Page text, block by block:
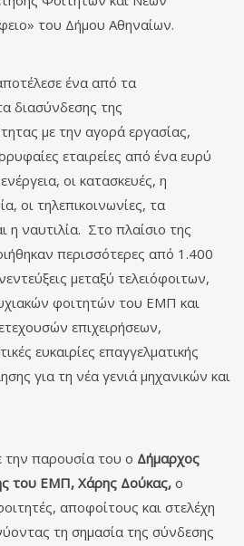
του Δήμου Αθηναίων.
ένα από τα
διασύνδεσης της
με την αγορά εργασίας,
εταιρείες από ένα ευρύ
οι κατασκευές, η
οι τηλεπικοινωνίες, τα
η ναυτιλία. Στο πλαίσιο της
περισσότερες από 1.400
μεταξύ τελειόφοιτων,
φοιτητών του ΕΜΠ και
επιχειρήσεων,
ευκαιρίες επαγγελματικής
για τη νέα γενιά μηχανικών και
την παρουσία του ο Δήμαρχος
του ΕΜΠ, Χάρης Δούκας, ο
αποφοίτους και στελέχη
τη σημασία της σύνδεσης